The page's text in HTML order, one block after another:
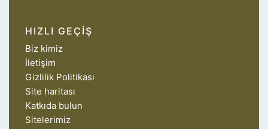
HIZLI GEÇIŞ
Biz kimiz
İletişim
Gizlilik Politikası
Site haritası
Katkıda bulun
Sitelerimiz